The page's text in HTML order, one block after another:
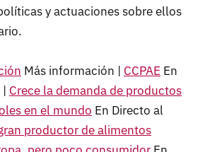
y actuaciones sobre ellos
Más información | CCPAE En
| Crece la demanda de productos
en el mundo En Directo al
productor de alimentos